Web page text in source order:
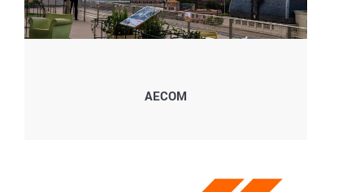
AECOM